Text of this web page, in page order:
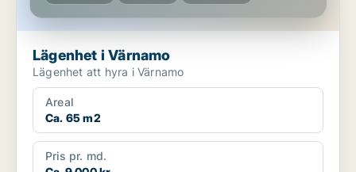
Lägenhet i Värnamo
Lägenhet att hyra i Värnamo
Areal
Ca. 65 m2
Pris pr. md.